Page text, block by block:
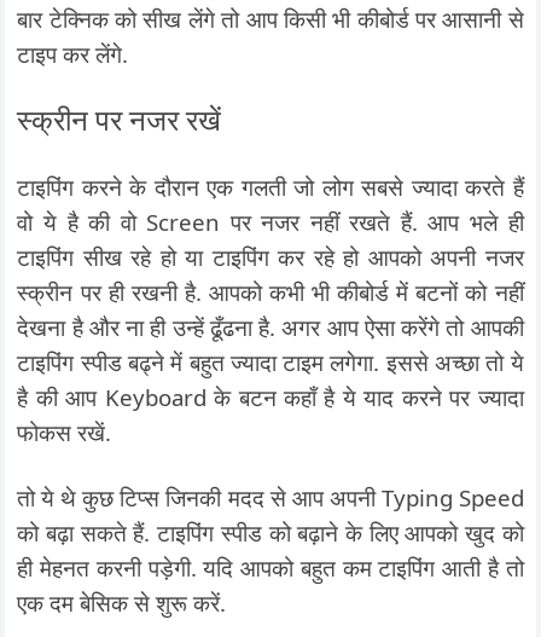
बार टेक्निक को सीख लेंगे तो आप किसी भी कीबोर्ड पर आसानी से
टाइप कर लेंगे.
स्क्रीन पर नजर रखें
टाइपिंग करने के दौरान एक गलती जो लोग सबसे ज्यादा करते हैं
वो ये है की वो Screen पर नजर नहीं रखते हैं. आप भले ही
टाइपिंग सीख रहे हो या टाइपिंग कर रहे हो आपको अपनी नजर
स्क्रीन पर ही रखनी है. आपको कभी भी कीबोर्ड में बटनों को नहीं
देखना है और ना ही उन्हें ढूँढना है. अगर आप ऐसा करेंगे तो आपकी
टाइपिंग स्पीड बढ्ने में बहुत ज्यादा टाइम लगेगा. इससे अच्छा तो ये
है की आप Keyboard के बटन कहाँ है ये याद करने पर ज्यादा
फोकस रखें.
तो ये थे कुछ टिप्स जिनकी मदद से आप अपनी Typing Speed
को बढ़ा सकते हैं. टाइपिंग स्पीड को बढ़ाने के लिए आपको खुद को
ही मेहनत करनी पड़ेगी. यदि आपको बहुत कम टाइपिंग आती है तो
एक दम बेसिक से शुरू करें.